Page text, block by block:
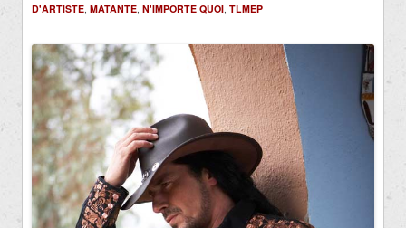
D'ARTISTE MATANTE N'IMPORTE QUOI TLMEP